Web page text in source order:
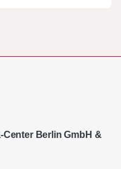
Berlin GmbH &